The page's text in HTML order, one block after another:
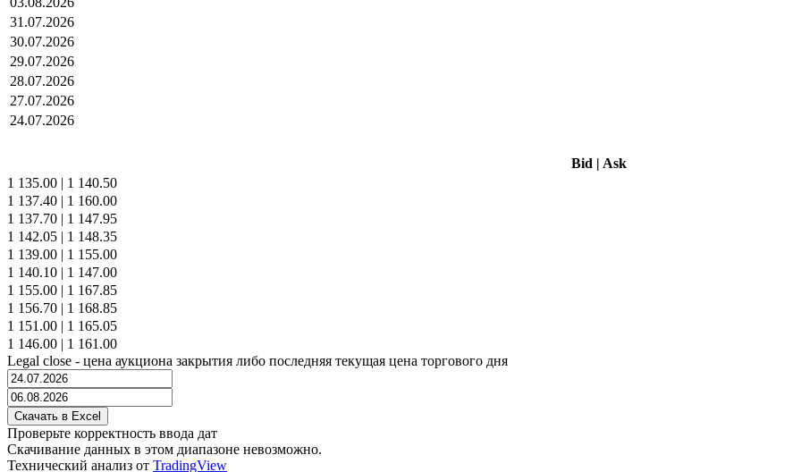
31.07.2026
30.07.2026
29.07.2026
28.07.2026
27.07.2026
24.07.2026
Bid | Ask
1 135.00 | 1 140.50
1 137.40 | 1 160.00
1 137.70 | 1 147.95
1 142.05 | 1 148.35
1 139.00 | 1 155.00
1 140.10 | 1 147.00
1 155.00 | 1 167.85
1 156.70 | 1 168.85
1 151.00 | 1 165.05
1 146.00 | 1 161.00
Legal close - цена аукциона закрытия либо последняя текущая цена торгового дня
Проверьте корректность ввода дат
Скачивание данных в этом диапазоне невозможно.
Технический анализ от TradingView